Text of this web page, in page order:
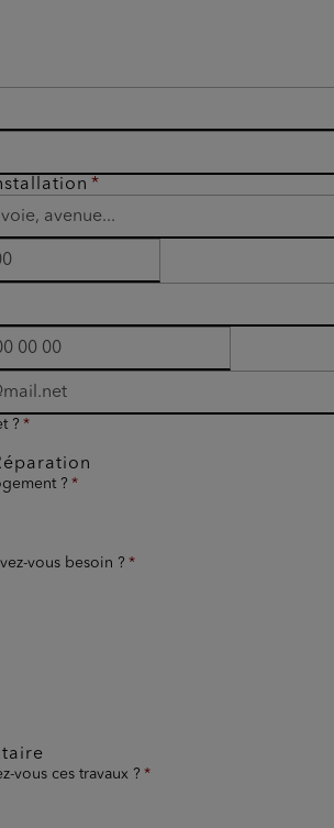
?
?
vous besoin ?
vous ces travaux ?